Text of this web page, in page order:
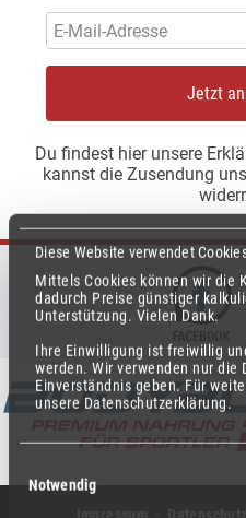
Diese Website verwendet
Mittels Cookies können wir die
dadurch Preise günstiger
Unterstützung. Vielen Dank.
Ihre Einwilligung ist freiwillig
werden. Wir verwenden nur die
Einverständnis geben. Für
unsere Datenschutzerklärung.
Notwendig
Jetzt
Du findest hier unsere
kannst die Zusendung